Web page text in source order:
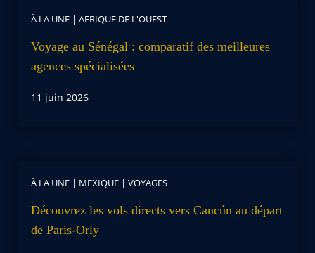
À LA UNE | AFRIQUE DE L'OUEST
Voyage au Sénégal : comparatif des meilleures
agences spécialisées
11 juin 2026
À LA UNE | MEXIQUE | VOYAGES
Découvrez les vols directs vers Cancún au départ
de Paris-Orly